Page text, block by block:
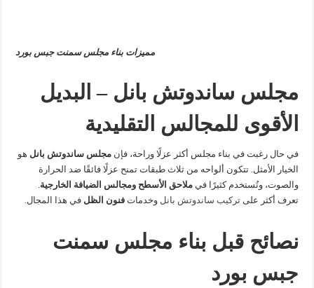
مميزات بناء مجلس سمنت جبس بورد
مجلس ساندوتش بانل – البديل
الأقوى للمجالس التقليدية
في حال رغبت في بناء مجلس أكثر عزلًا وراحة، فإنمجلس ساندوتش بانل هو
الخيار الأمثل. تتكون ألواحه من ثلاث طبقات تمنح عزلًا فائقًا ضد الحرارة
والصوت، وتُستخدم كثيرًا فيملاحق الأسطح ومجالس الضيافة الخارجية.
تعرف أكثر علىتركيب ساندوتش بانل وخدماتفنون الظل في هذا المجال.
نصائح قبل بناء مجلس سمنت
جبس بورد